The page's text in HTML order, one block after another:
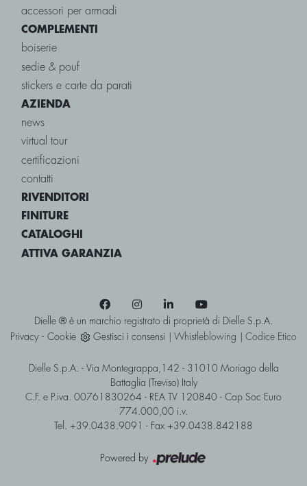
accessori per armadi
COMPLEMENTI
boiserie
sedie & pouf
stickers e carte da parati
AZIENDA
news
virtual tour
certificazioni
contatti
RIVENDITORI
FINITURE
CATALOGHI
ATTIVA GARANZIA
Dielle ® è un marchio registrato di proprietà di Dielle S.p.A.
Privacy- Cookie Gestisci i consensi Whistleblowing Codice Etico
Dielle S.p.A. - Via Montegrappa,142 - 31010 Moriago della
Battaglia (Treviso) Italy
C.F. e P.iva. 00761830264 - REA TV 120840 - Cap Soc Euro
774.000,00 i.v.
Tel. +39.0438.9091 - Fax +39.0438.842188
Powered by